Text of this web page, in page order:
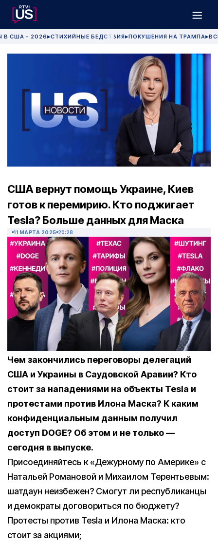
В США - 2026 ▶СТИХИЙНЫЕ БЕДСТВИЯ▶ПОКУШЕНИЯ НА ТРАМПА▶
США вернут помощь Украине, Киев
готов к перемирию. Кто поджигает
Tesla? Больше данных для Маска
11 МАРТА 2025 20:28
Чем закончились переговоры делегаций
США и Украины в Саудовской Аравии? Кто
стоит за нападениями на объекты Tesla и
протестами против Илона Маска? К каким
конфиденциальным данным получил
доступ DOGE? Об этом и не только —
сегодня в выпуске.
Присоединяйтесь к «Дежурному по Америке» с
Натальей Романовой и Михаилом Терентьевым:
шатдаун неизбежен? Смогут ли республиканцы
и демократы договориться по бюджету?
Протесты против Tesla и Илона Маска: кто
стоит за акциями;